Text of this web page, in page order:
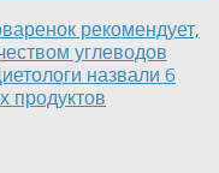
рекомендует,
углеводов
назвали 6
продуктов